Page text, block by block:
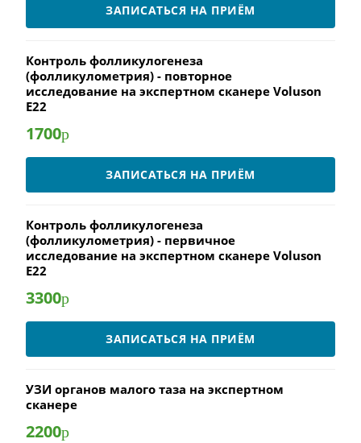
ЗАПИСАТЬСЯ НА ПРИЁМ
Контроль фолликулогенеза
(фолликулометрия) - повторное
исследование на экспертном сканере Voluson
E22
1700р
ЗАПИСАТЬСЯ НА ПРИЁМ
Контроль фолликулогенеза
(фолликулометрия) - первичное
исследование на экспертном сканере Voluson
E22
3300р
ЗАПИСАТЬСЯ НА ПРИЁМ
УЗИ органов малого таза на экспертном
сканере
2200р